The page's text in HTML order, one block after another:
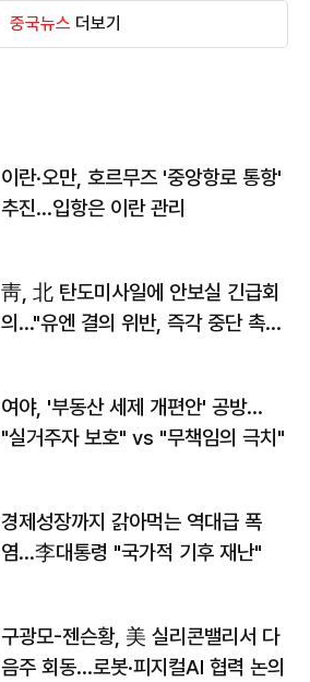
중국뉴스 더보기
이란·오만, 호르무즈 '중앙항로 통항'
추진…입항은 이란 관리
靑, 北 탄도미사일에 안보실 긴급회
의…"유엔 결의 위반, 즉각 중단 촉
여야, '부동산 세제 개편안' 공방…
"실거주자 보호" vs "무책임의 극치"
경제성장까지 갉아먹는 역대급 폭
염…李대통령 "국가적 기후 재난"
구광모-젠슨황, 美 실리콘밸리서 다
음주 회동…로봇·피지컬AI 협력 논의